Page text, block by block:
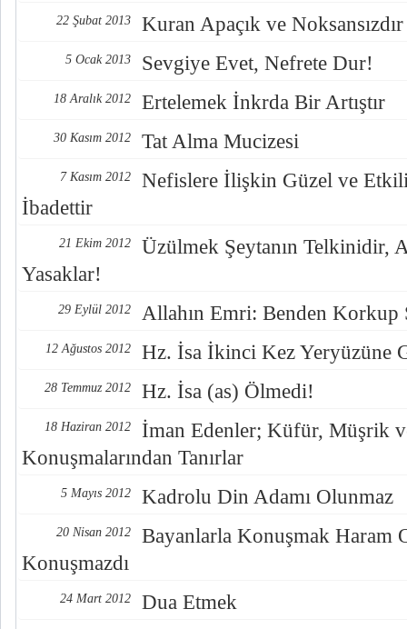
22 Şubat 2013 Kuran Apaçık ve Noksansızdır
5 Ocak 2013 Sevgiye Evet, Nefrete Dur!
18 Aralık 2012 Ertelemek İnkrda Bir Artıştır
30 Kasım 2012 Tat Alma Mucizesi
7 Kasım 2012
Nefislere İlişkin Güzel ve
İbadettir
21 Ekim 2012
Üzülmek Şeytanın Telkinidir,
Yasaklar!
29 Eylül 2012 Allahın Emri: Benden Korkup
12 Ağustos 2012 Hz. İsa İkinci Kez Yeryüzüne
28 Temmuz 2012 Hz. İsa (as) Ölmedi!
18 Haziran 2012
İman Edenler; Küfür, Müşrik
Konuşmalarından Tanırlar
5 Mayıs 2012 Kadrolu Din Adamı Olunmaz
20 Nisan 2012
Bayanlarla Konuşmak Haram
Konuşmazdı
24 Mart 2012 Dua Etmek